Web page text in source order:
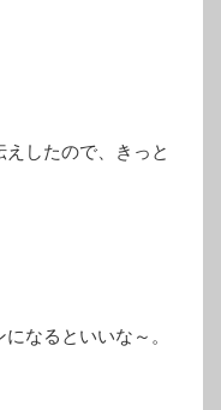
したので、きっと
なるといいな～。